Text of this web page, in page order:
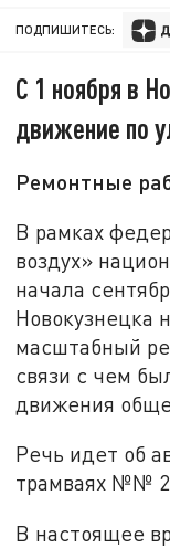
ПОДПИШИТЕСЬ:
С 1 ноября в
движение по
Ремонтные
В рамках
воздух»
начала
Новокузнецка
масштабный
связи с чем
движения
Речь идет об
трамваях №№
В настоящее